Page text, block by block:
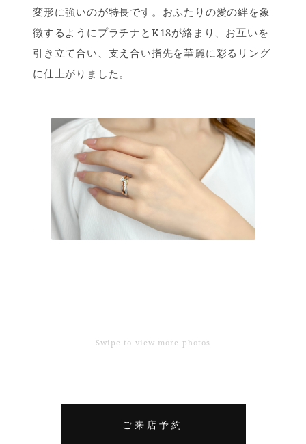
変形に強いのが特長です。おふたりの愛の絆を象
徴するようにプラチナとK18が絡まり、お互いを
引き立て合い、支え合い指先を華麗に彩るリング
に仕上がりました。
Swipe to view more photos
ご来店予約